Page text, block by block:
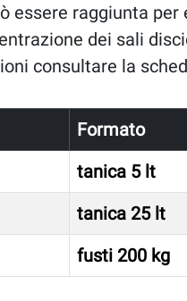
essere raggiunta per
dei sali
consultare la
Formato
tanica 5 lt
tanica 25 lt
fusti 200 kg